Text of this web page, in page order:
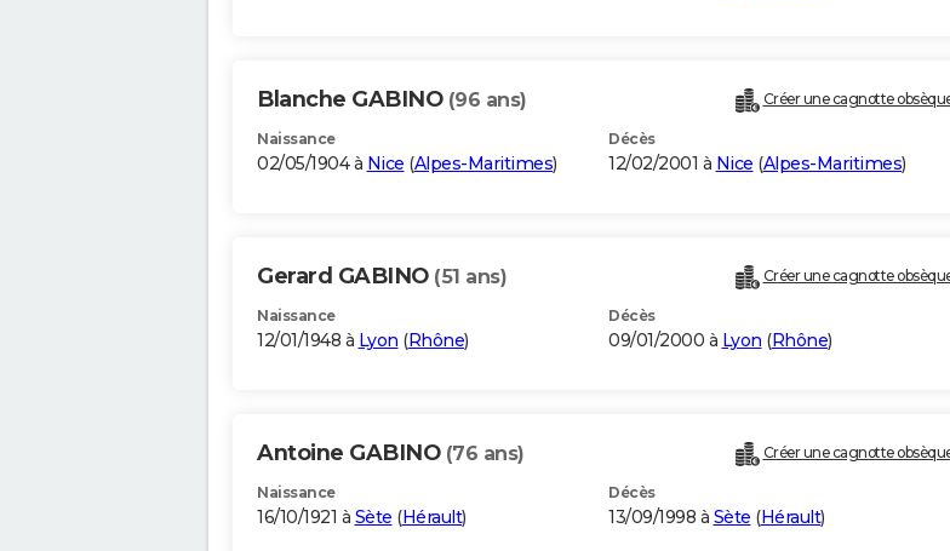
Blanche GABINO (96 ans) Créer une cagnotte
Naissance
02/05/1904 à Nice (Alpes-Maritimes)
Décès
12/02/2001 à Nice (Alpes-Maritimes)
Gerard GABINO (51 ans) Créer une cagnotte
Naissance
12/01/1948 à Lyon (Rhône)
Décès
09/01/2000 à Lyon (Rhône)
Antoine GABINO (76 ans) Créer une cagnotte
Naissance
16/10/1921 à Sète (Hérault)
Décès
13/09/1998 à Sète (Hérault)